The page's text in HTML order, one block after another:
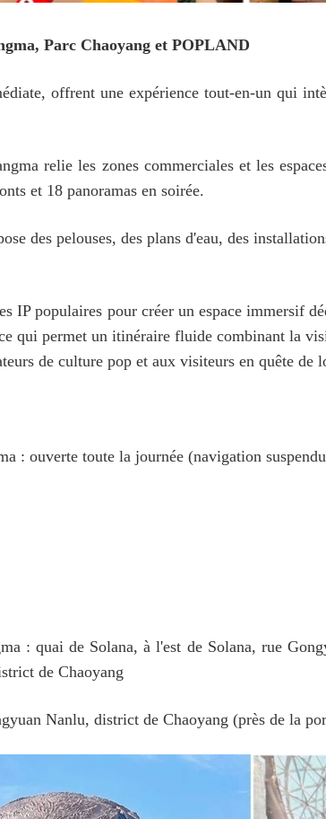
Parc Chaoyang et POPLAND
offrent une expérience tout-en-un qui
relie les zones commerciales et les
et 18 panoramas en soirée.
des pelouses, des plans d'eau, des
IP populaires pour créer un espace immersif
qui permet un itinéraire fluide combinant la
de culture pop et aux visiteurs en quête de
: ouverte toute la journée (navigation
: quai de Solana, à l'est de Solana, rue
de Chaoyang
Nanlu, district de Chaoyang (près de la